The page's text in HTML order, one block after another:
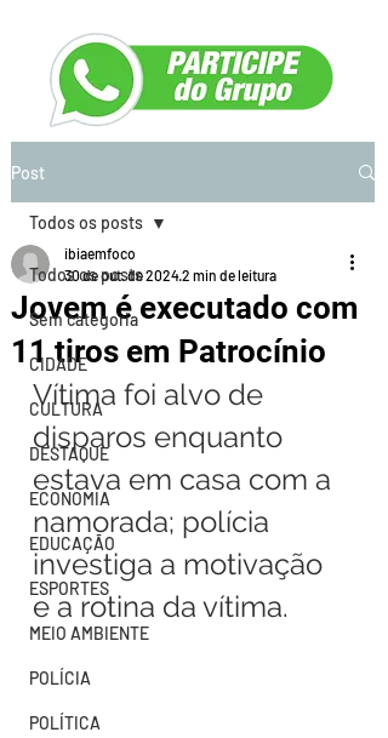
Post
Todos os posts
Sem categoria
CIDADE
CULTURA
DESTAQUE
ECONOMIA
EDUCAÇÃO
ESPORTES
MEIO AMBIENTE
POLÍCIA
POLÍTICA
Todos os posts
Jovem é executado com
11 tiros em Patrocínio
ibiaemfoco
30 de out. de 20242 min de leitura
Vítima foi alvo de
disparos enquanto
estava em casa com a
namorada; polícia
investiga a motivação
e a rotina da vítima.